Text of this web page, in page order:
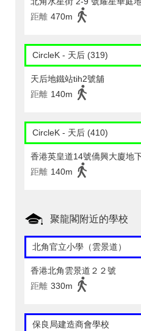
距離 470m
CircleK - 天后 (319)
天后地鐵站tih2號舖
距離 140m
CircleK - 天后 (410)
香港英皇道14號僑興大廈地
距離 140m
聚龍閣附近的學校
北角官立小學（雲景道）
香港北角雲景道２２號
距離 330m
保良局建造商會學校